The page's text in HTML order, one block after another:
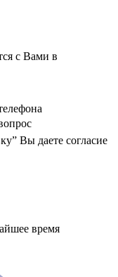
с Вами в
Вы даете согласие
Вы даете согласие
время